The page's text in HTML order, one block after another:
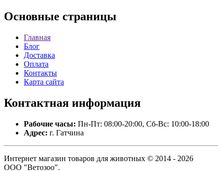
Основные страницы
Главная
Блог
Доставка
Оплата
Контакты
Карта сайта
Контактная информация
Рабочие часы: Пн-Пт: 08:00-20:00, Сб-Вс: 10:00-18:00
Адрес: г. Гатчина
Интернет магазин товаров для животных © 2014 - 2026
ООО "Ветозоо".